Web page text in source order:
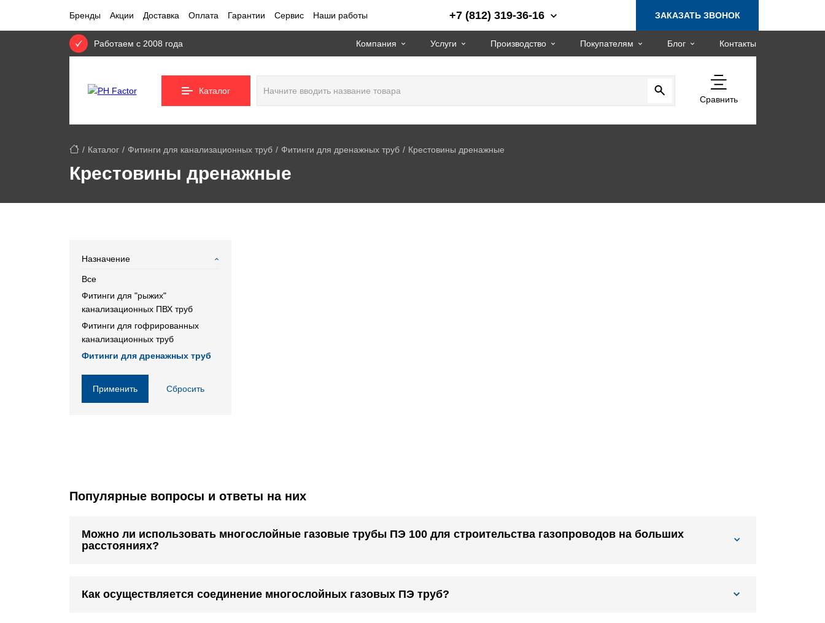
Бренды Акции Доставка Оплата Гарантии Сервис Наши работы +7 (812) 319-36-16 ЗАКАЗАТЬ ЗВОНОК
Работаем с 2008 года Компания Услуги Производство Покупателям Блог Контакты
Каталог
Сравнить
Каталог Фитинги для канализационных труб Фитинги для дренажных труб Крестовины дренажные
Крестовины дренажные
Назначение
Все
Фитинги для "рыжих"
канализационных ПВХ труб
Фитинги для гофрированных
канализационных труб
Фитинги для дренажных труб
Применить Сбросить
Популярные вопросы и ответы на них
Можно ли использовать многослойные газовые трубы ПЭ 100 для строительства газопроводов на больших
расстояниях?
Как осуществляется соединение многослойных газовых ПЭ труб?